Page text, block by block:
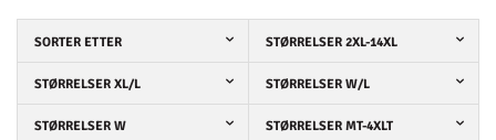
SORTER ETTER STØRRELSER 2XL-14XL
STØRRELSER XL/L STØRRELSER W/L
STØRRELSER W STØRRELSER MT-4XLT